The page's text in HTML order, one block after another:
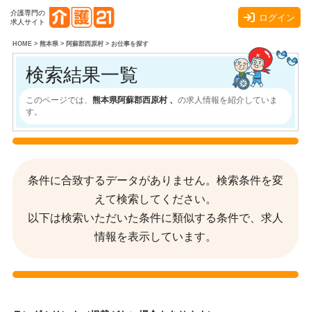
介護専門の
求人サイト
ログイン
HOME> 熊本県> 阿蘇郡西原村> お仕事を探す
検索結果一覧
このページでは、 熊本県阿蘇郡西原村 、 の求人情報を紹介していま
す。
条件に合致するデータがありません。検索条件を変
えて検索してください。
以下は検索いただいた条件に類似する条件で、求人
情報を表示しています。